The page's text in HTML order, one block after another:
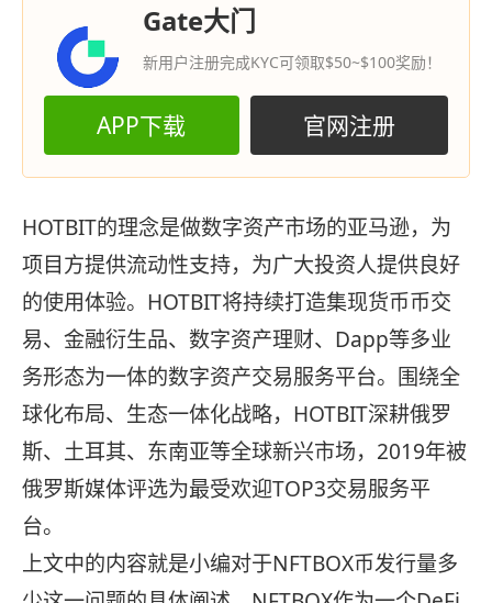
Gate大门
新用户注册完成KYC可领取$50~$100奖励！
APP下载 官网注册
HOTBIT的理念是做数字资产市场的亚马逊，为
项目方提供流动性支持，为广大投资人提供良好
的使用体验。HOTBIT将持续打造集现货币币交
易、金融衍生品、数字资产理财、Dapp等多业
务形态为一体的数字资产交易服务平台。围绕全
球化布局、生态一体化战略，HOTBIT深耕俄罗
斯、土耳其、东南亚等全球新兴市场，2019年被
俄罗斯媒体评选为最受欢迎TOP3交易服务平
台。
上文中的内容就是小编对于NFTBOX币发行量多